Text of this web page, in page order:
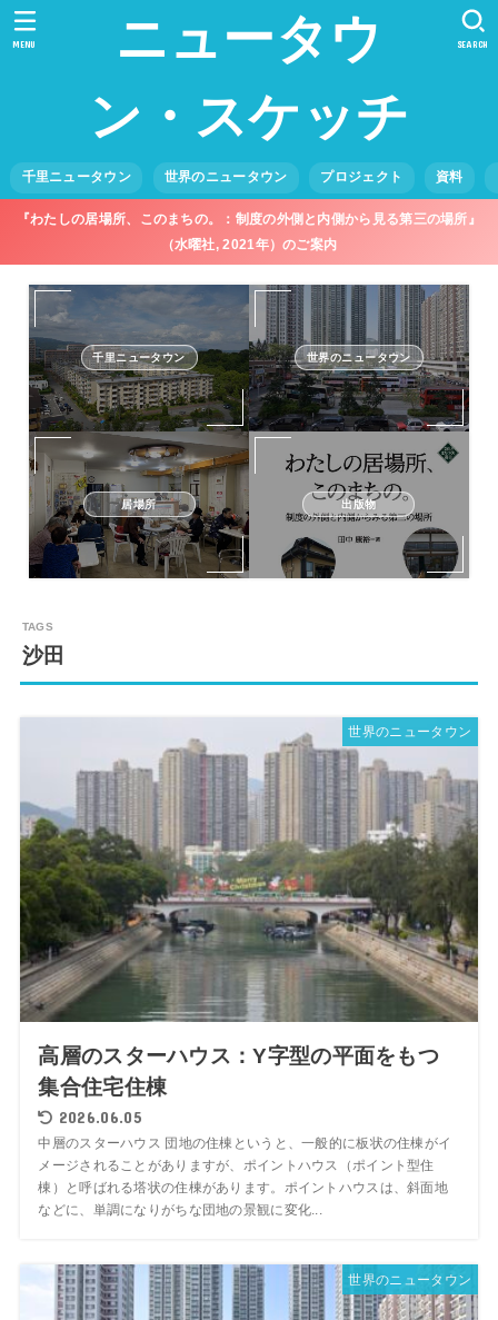
ニュータウ
ン・スケッチ
千里ニュータウン 世界のニュータウン プロジェクト 資料
SEARCH
MENU
『わたしの居場所、このまちの。：制度の外側と内側から見る第三の場所』
（水曜社, 2021年）のご案内
千里ニュータウン 世界のニュータウン
居場所 出版物
沙田
世界のニュータウン
高層のスターハウス：Y字型の平面をもつ
集合住宅住棟
2026.06.05
中層のスターハウス 団地の住棟というと、一般的に板状の住棟がイ
メージされることがありますが、ポイントハウス（ポイント型住
棟）と呼ばれる塔状の住棟があります。ポイントハウスは、斜面地
などに、単調になりがちな団地の景観に変化...
世界のニュータウン